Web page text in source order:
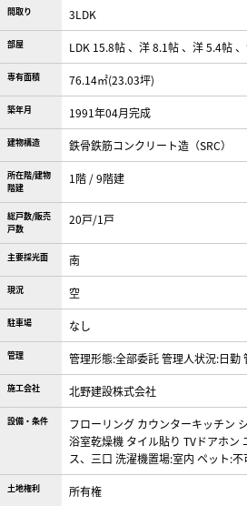
間取り 3LDK
部屋 LDK 15.8帖 、洋 8.1帖 、洋 5.4帖
専有面積 76.14㎡(23.03坪)
築年月 1991年04月完成
建物構造 鉄骨鉄筋コンクリート造（SRC）
所在階/建物
階建
1階 / 9階建
総戸数/販売
戸数
20戸/1戸
主要採光面 南
現況 空
駐車場 なし
管理 管理形態:全部委託 管理人状況:日勤
施工会社 北野建設株式会社
設備・条件 フローリング カウンターキッチン
浴室乾燥機 タイル貼り TVドアホン
ス、三口 洗濯機置場:室内 ペット:不
土地権利 所有権